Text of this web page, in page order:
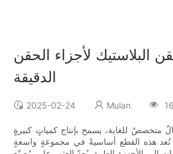
البلاستيك لأجزاء الحقن
الدقيقة
2025-02-24 Mulan 16
متخصصٌ للغاية، يسمح بإنتاج كمياتٍ كبيرةٍ
تُعد هذه القطع أساسيةً في مجموعةٍ واسعةٍ